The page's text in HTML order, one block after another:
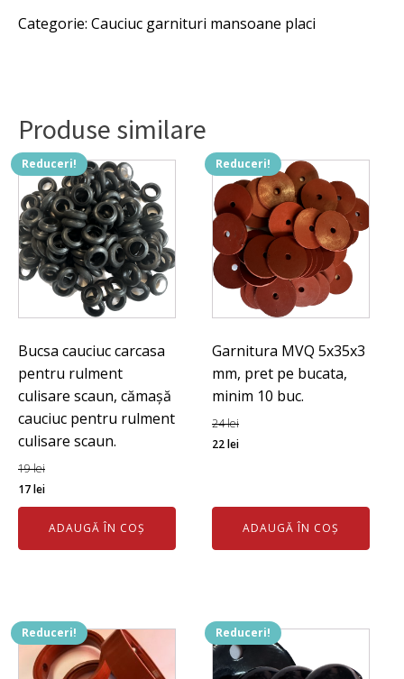
835 lei.
vin
pret
bucata.
Categorie: Cauciuc garnituri mansoane placi
Produse similare
Reduceri!
Bucsa cauciuc carcasa
pentru rulment
culisare scaun, cămașă
cauciuc pentru rulment
culisare scaun.
19lei
Prețul
inițial
fost:
17leiPrețul
curent
este:
17 lei.
ADAUGĂ ÎN COȘ
Reduceri!
Garnitura MVQ 5x35x3
mm, pret pe bucata,
minim 10 buc.
24lei
Prețul
fost:
24 lei.
22leiPrețul
22 lei.
ADAUGĂ ÎN COȘ
Reduceri! Reduceri!